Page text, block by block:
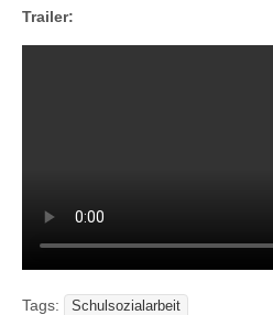
Trailer:
Tags: Schulsozialarbeit